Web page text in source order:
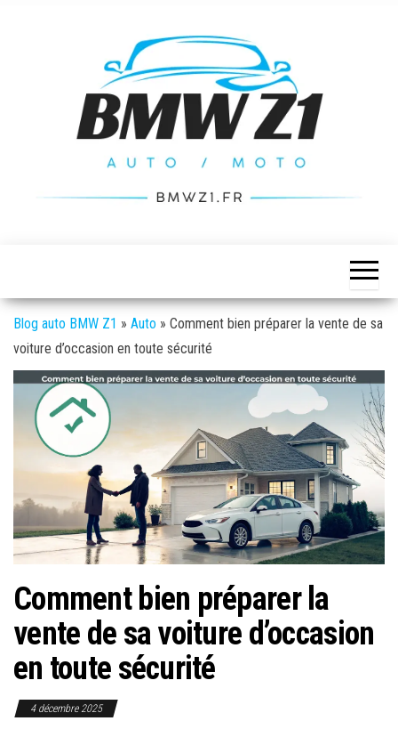
Blog auto BMW Z1 » Auto » Comment bien préparer la vente de sa
voiture d’occasion en toute sécurité
Comment bien préparer la
vente de sa voiture d’occasion
en toute sécurité
4 décembre 2025